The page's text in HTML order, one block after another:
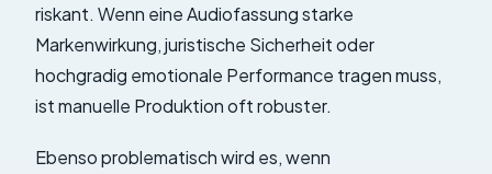
riskant. Wenn eine Audiofassung starke
Markenwirkung, juristische Sicherheit oder
hochgradig emotionale Performance tragen muss,
ist manuelle Produktion oft robuster.
Ebenso problematisch wird es, wenn